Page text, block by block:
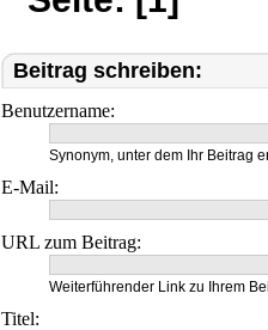
Beitrag schreiben:
Benutzername:
Synonym, unter dem Ihr Beitrag
E-Mail:
URL zum Beitrag:
Weiterführender Link zu Ihrem
Titel: